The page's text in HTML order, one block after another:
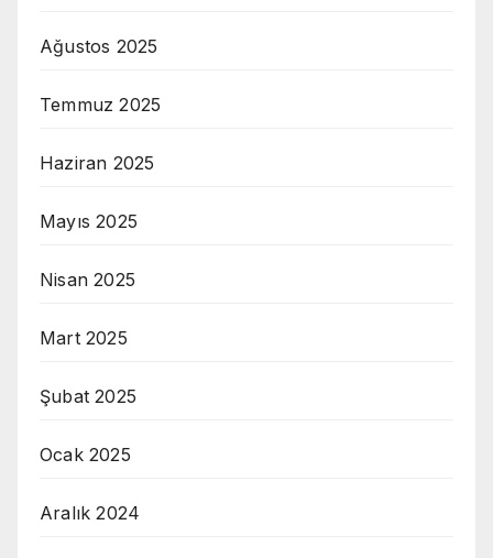
Ağustos 2025
Temmuz 2025
Haziran 2025
Mayıs 2025
Nisan 2025
Mart 2025
Şubat 2025
Ocak 2025
Aralık 2024